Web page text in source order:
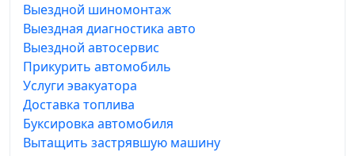
Выездной шиномонтаж
Выездная диагностика авто
Выездной автосервис
Прикурить автомобиль
Услуги эвакуатора
Доставка топлива
Буксировка автомобиля
Вытащить застрявшую машину